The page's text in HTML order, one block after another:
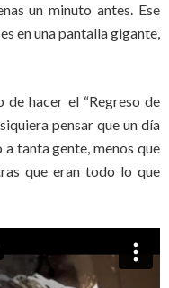
un minuto antes. Ese
en una pantalla gigante,
de hacer el “Regreso de
pensar que un día
tanta gente, menos que
que eran todo lo que